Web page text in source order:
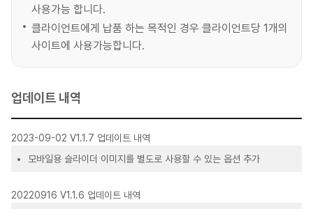
사용가능 합니다.
클라이언트에게 납품 하는 목적인 경우 클라이언트당 1개의
사이트에 사용가능합니다.
업데이트 내역
2023-09-02 V1.1.7 업데이트 내역
모바일용 슬라이더 이미지를 별도로 사용할 수 있는 옵션 추가
20220916 V1.1.6 업데이트 내역